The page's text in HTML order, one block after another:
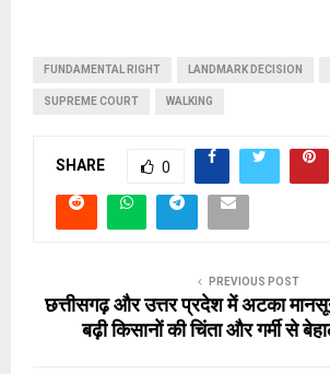
FUNDAMENTAL RIGHT LANDMARK DECISION
SUPREME COURT WALKING
SHARE 0
PREVIOUS POST
छत्तीसगढ़ और उत्तर प्रदेश में अटका
बढ़ी किसानों की चिंता और गर्मी से